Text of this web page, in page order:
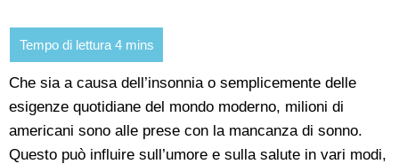
Che sia a causa dell’insonnia o semplicemente delle
esigenze quotidiane del mondo moderno, milioni di
americani sono alle prese con la mancanza di sonno.
Questo può influire sull’umore e sulla salute in vari modi,